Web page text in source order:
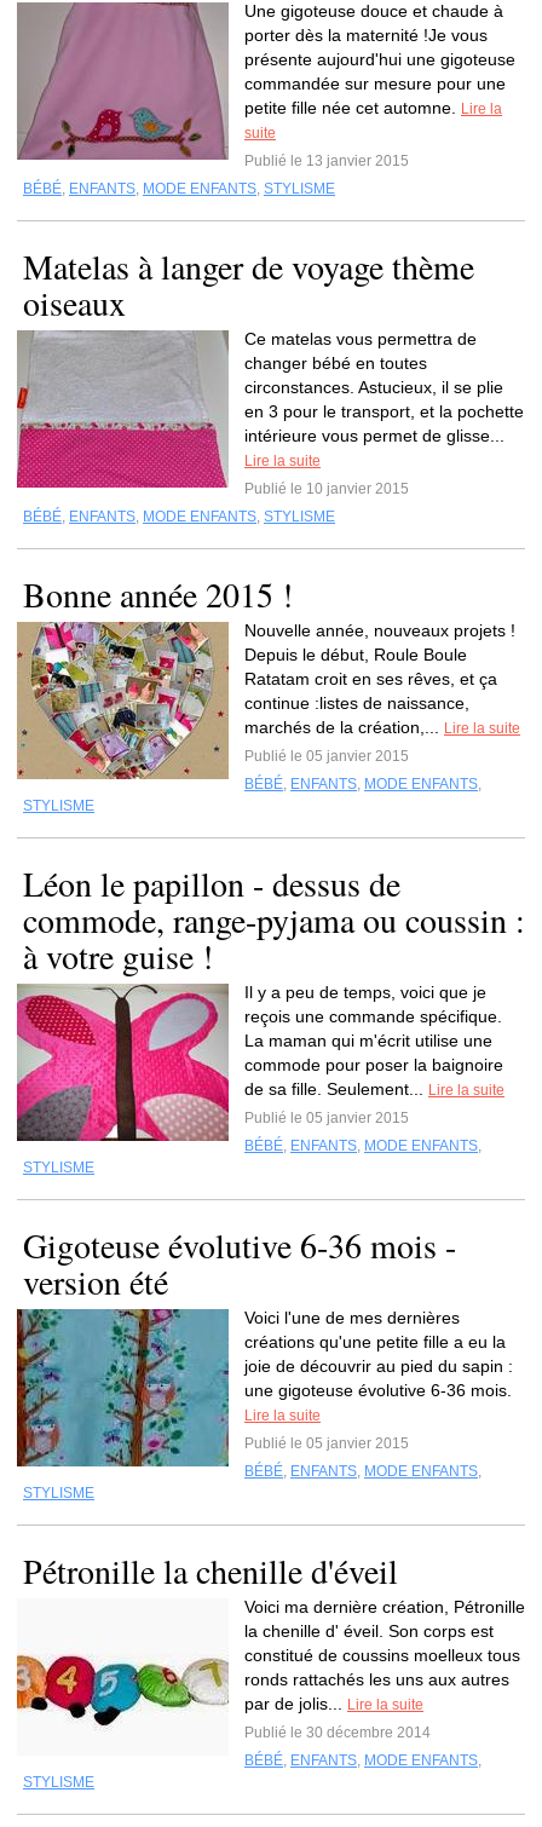
Une gigoteuse douce et chaude à
porter dès la maternité !Je vous
présente aujourd'hui une gigoteuse
commandée sur mesure pour une
petite fille née cet automne.
Lire la
suite
Publié le 13 janvier 2015
BÉBÉ, ENFANTS, MODE ENFANTS, STYLISME
Matelas à langer de voyage thème
oiseaux
Ce matelas vous permettra de
changer bébé en toutes
circonstances. Astucieux, il se plie
en 3 pour le transport, et la pochette
intérieure vous permet de glisse...
Lire la suite
Publié le 10 janvier 2015
BÉBÉ, ENFANTS, MODE ENFANTS, STYLISME
Bonne année 2015 !
Nouvelle année, nouveaux projets !
Depuis le début, Roule Boule
Ratatam croit en ses rêves, et ça
continue :listes de naissance,
marchés de la création,...
Lire la suite
Publié le 05 janvier 2015
BÉBÉ, ENFANTS, MODE ENFANTS,
STYLISME
Léon le papillon - dessus de
commode, range-pyjama ou coussin :
à votre guise !
Il y a peu de temps, voici que je
reçois une commande spécifique.
La maman qui m'écrit utilise une
commode pour poser la baignoire
de sa fille. Seulement...
Lire la suite
Publié le 05 janvier 2015
BÉBÉ, ENFANTS, MODE ENFANTS,
STYLISME
Gigoteuse évolutive 6-36 mois -
version été
Voici l'une de mes dernières
créations qu'une petite fille a eu la
joie de découvrir au pied du sapin :
une gigoteuse évolutive 6-36 mois.
Lire la suite
Publié le 05 janvier 2015
BÉBÉ, ENFANTS, MODE ENFANTS,
STYLISME
Pétronille la chenille d'éveil
Voici ma dernière création, Pétronille
la chenille d' éveil. Son corps est
constitué de coussins moelleux tous
ronds rattachés les uns aux autres
par de jolis...
Lire la suite
Publié le 30 décembre 2014
BÉBÉ, ENFANTS, MODE ENFANTS,
STYLISME